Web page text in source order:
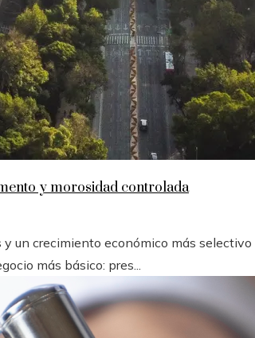
y morosidad controlada
un crecimiento económico más selectivo
más básico: pres...